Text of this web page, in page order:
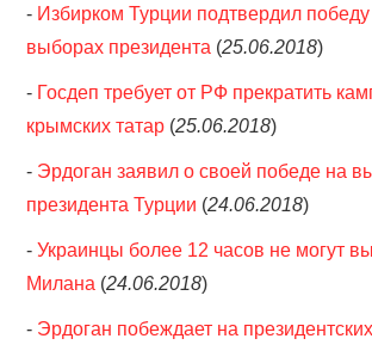
- Избирком Турции подтвердил
выборах президента (25.06.2018)
- Госдеп требует от РФ прекратить
крымских татар (25.06.2018)
- Эрдоган заявил о своей победе на
президента Турции (24.06.2018)
-Украинцы более 12 часов не могут
Милана (24.06.2018)
- Эрдоган побеждает на